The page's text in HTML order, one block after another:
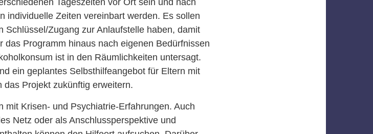
individuelle Zeiten vereinbart werden. Es sollen
Schlüssel/Zugang zur Anlaufstelle haben, damit
Programm hinaus nach eigenen Bedürfnissen
ist in den Räumlichkeiten untersagt.
ein geplantes Selbsthilfeangebot für Eltern mit
Projekt zukünftig erweitern.
mit Krisen- und Psychiatrie-Erfahrungen. Auch
Netz oder als Anschlussperspektive und